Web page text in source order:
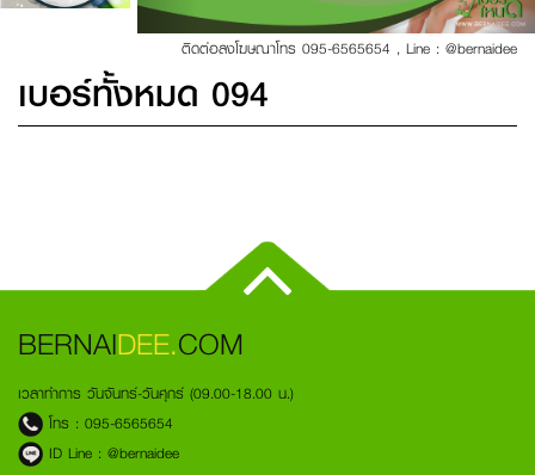
ติดต่อลงโฆษณาโทร 095-6565654 , Line : @bernaidee
เบอร์ทั้งหมด 094
BERNAIDEE.COM
เวลาทำการ วันจันทร์-วันศุกร์ (09.00-18.00 น.)
โทร : 095-6565654
ID Line : @bernaidee